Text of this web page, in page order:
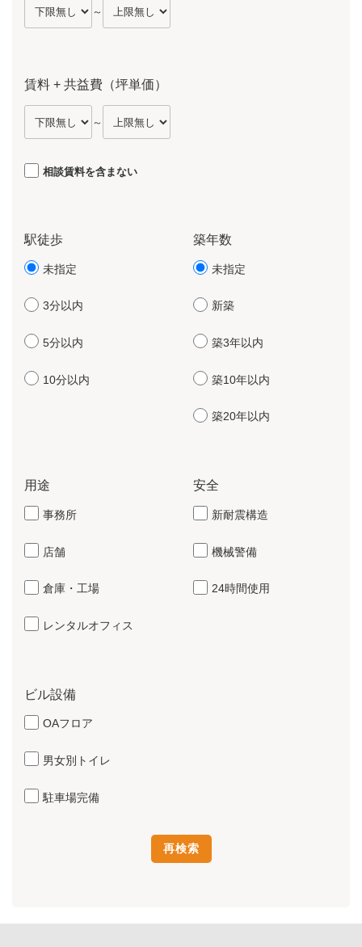
～
賃料 + 共益費（坪単価）
～
相談賃料を含まない
駅徒歩
未指定
3分以内
5分以内
10分以内
築年数
未指定
新築
築3年以内
築10年以内
築20年以内
用途
事務所
店舗
倉庫・工場
レンタルオフィス
安全
新耐震構造
機械警備
24時間使用
ビル設備
OAフロア
男女別トイレ
駐車場完備